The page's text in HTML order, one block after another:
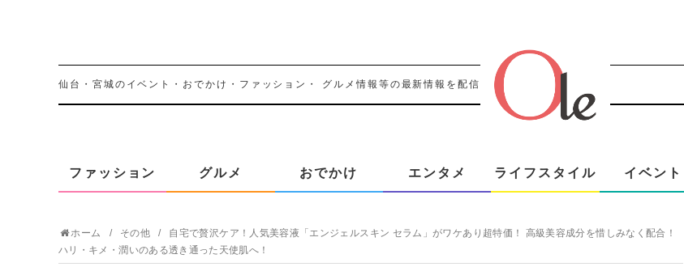
仙台・宮城のイベント・おでかけ・ファッション・ グルメ情報等の最新情報を配信！！
ファッション グルメ おでかけ エンタメ ライフスタイル イベント
ホーム その他
自宅で贅沢ケア！人気美容液「エンジェルスキン セラム」がワケあり超特価！ 高級美容成分を惜しみなく配合！
ハリ・キメ・潤いのある透き通った天使肌へ！